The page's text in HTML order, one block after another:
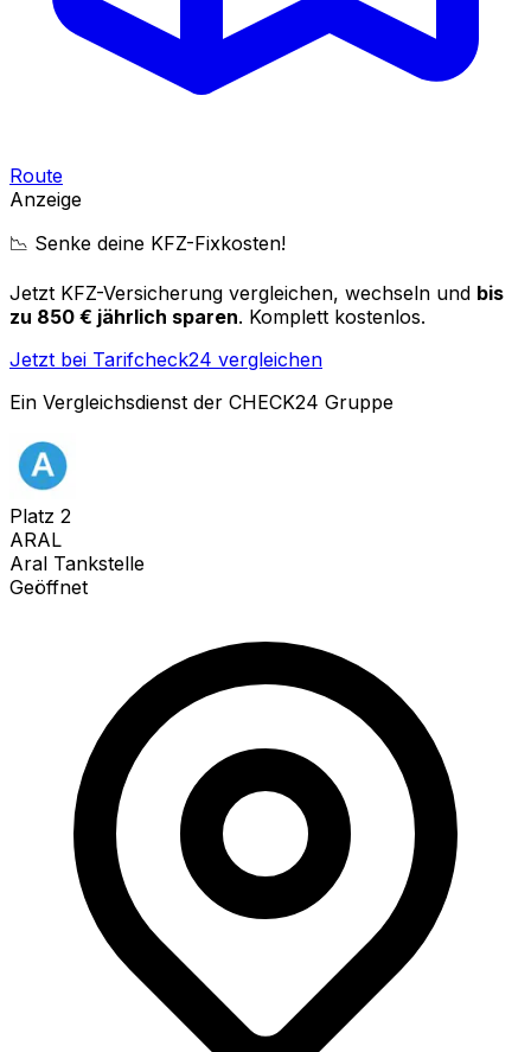
Route
Anzeige
📉 Senke deine KFZ-Fixkosten!
Jetzt KFZ-Versicherung vergleichen, wechseln und bis
zu 850 € jährlich sparen. Komplett kostenlos.
Jetzt bei Tarifcheck24 vergleichen
Ein Vergleichsdienst der CHECK24 Gruppe
Platz 2
ARAL
Aral Tankstelle
Geöffnet